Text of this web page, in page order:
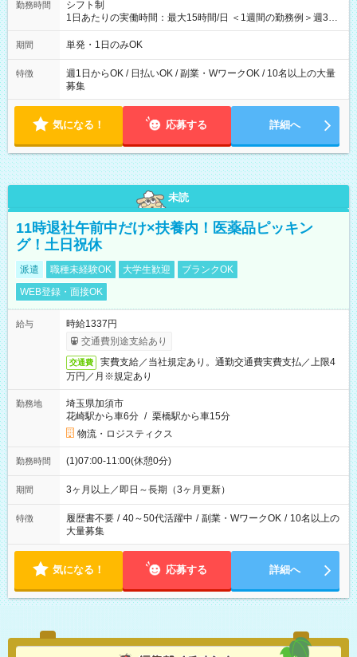
勤務時間
シフト制
1日あたりの実働時間：最大15時間/日 ＜1週間の勤務例＞週3回
勤務 勤務：月・水・金 休み：火・木・土・日 好きな時にお仕事
可能です！ ※1日あたりの最大実働時間は日勤、夜勤共に勤務し
期間 単発・1日のみOK
特徴
週1日からOK / 日払いOK / 副業・WワークOK / 10名以上の大量
募集
気になる！ 応募する 詳細へ
未読
11時退社午前中だけ×扶養内！医薬品ピッキン
グ！土日祝休
派遣 職種未経験OK 大学生歓迎
ブランクOK
WEB登録・面接OK
給与
時給1337円
交通費別途支給あり
交通費
実費支給／当社規定あり。通勤交通費実費支払／上限4
万円／月※規定あり
勤務地
埼玉県加須市
花崎駅から車6分 / 栗橋駅から車15分
物流・ロジスティクス
勤務時間 (1)07:00-11:00(休憩0分)
期間 3ヶ月以上／即日～長期（3ヶ月更新）
特徴 履歴書不要 / 40～50代活躍中 / 副業・WワークOK / 10名以上の
大量募集
気になる！ 応募する 詳細へ